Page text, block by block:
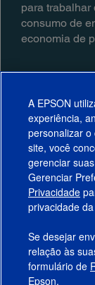
para trabalhar
consumo de
economia de
Produtos
Suporte
Links
Empresa
A EPSON
experiência,
personalizar o
site, você
gerenciar
Gerenciar
Privacidade
privacidade
Se desejar
relação às
formulário de
Epson.